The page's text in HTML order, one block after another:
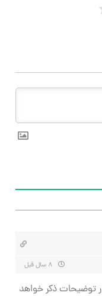
توضیحات ذکر خواهد